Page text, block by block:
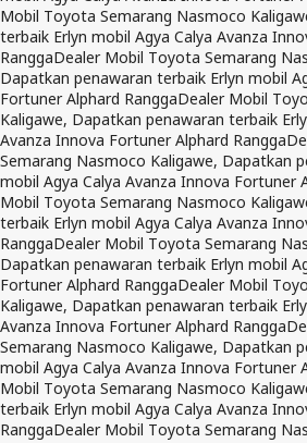
Mobil Toyota Semarang Nasmoco
terbaik Erlyn mobil Agya Calya Avanza
RanggaDealer Mobil Toyota Semarang
Dapatkan penawaran terbaik Erlyn mobil
Fortuner Alphard RanggaDealer Mobil
Kaligawe, Dapatkan penawaran terbaik
Avanza Innova Fortuner Alphard Rangga
Semarang Nasmoco Kaligawe, Dapatkan
mobil Agya Calya Avanza Innova Fortuner
Mobil Toyota Semarang Nasmoco
terbaik Erlyn mobil Agya Calya Avanza
RanggaDealer Mobil Toyota Semarang
Dapatkan penawaran terbaik Erlyn mobil
Fortuner Alphard RanggaDealer Mobil
Kaligawe, Dapatkan penawaran terbaik
Avanza Innova Fortuner Alphard Rangga
Semarang Nasmoco Kaligawe, Dapatkan
mobil Agya Calya Avanza Innova Fortuner
Mobil Toyota Semarang Nasmoco
terbaik Erlyn mobil Agya Calya Avanza
RanggaDealer Mobil Toyota Semarang